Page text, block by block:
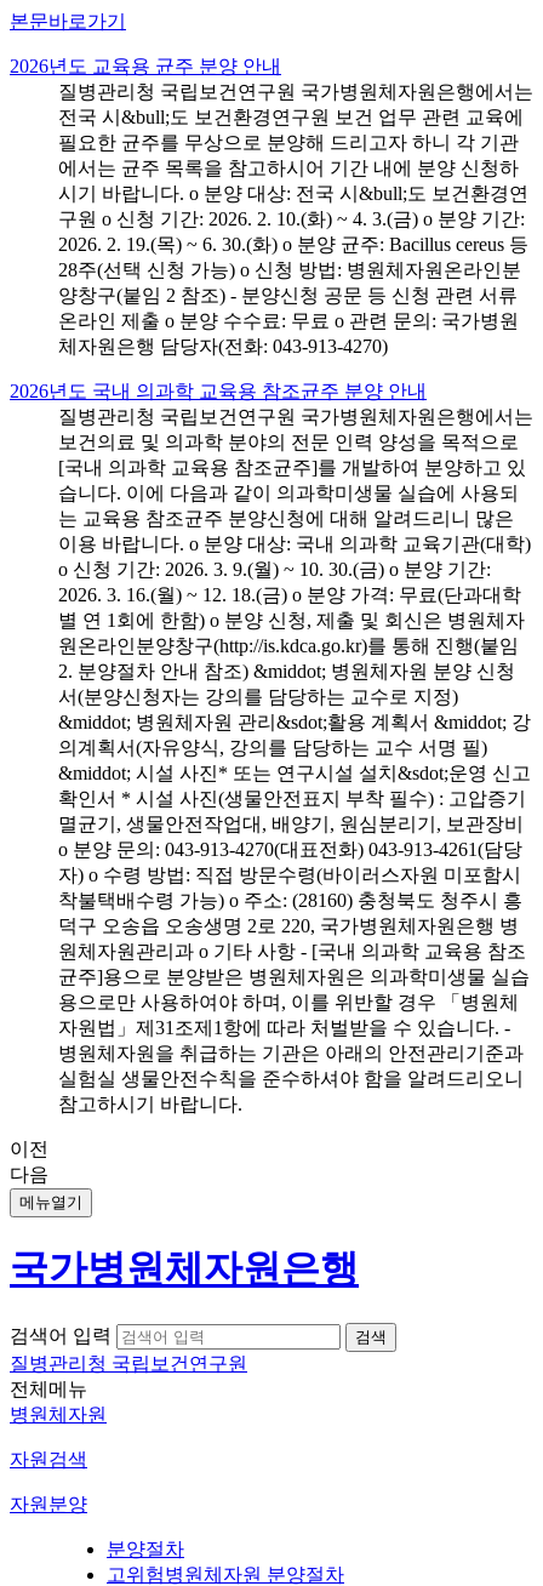
본문바로가기
2026년도 교육용 균주 분양 안내
질병관리청 국립보건연구원 국가병원체자원은행에서는
전국 시&bull;도 보건환경연구원 보건 업무 관련 교육에
필요한 균주를 무상으로 분양해 드리고자 하니 각 기관
에서는 균주 목록을 참고하시어 기간 내에 분양 신청하
시기 바랍니다. o 분양 대상: 전국 시&bull;도 보건환경연
구원 o 신청 기간: 2026. 2. 10.(화) ~ 4. 3.(금) o 분양 기간:
2026. 2. 19.(목) ~ 6. 30.(화) o 분양 균주: Bacillus cereus 등
28주(선택 신청 가능) o 신청 방법: 병원체자원온라인분
양창구(붙임 2 참조) - 분양신청 공문 등 신청 관련 서류
온라인 제출 o 분양 수수료: 무료 o 관련 문의: 국가병원
체자원은행 담당자(전화: 043-913-4270)
2026년도 국내 의과학 교육용 참조균주 분양 안내
질병관리청 국립보건연구원 국가병원체자원은행에서는
보건의료 및 의과학 분야의 전문 인력 양성을 목적으로
[국내 의과학 교육용 참조균주]를 개발하여 분양하고 있
습니다. 이에 다음과 같이 의과학미생물 실습에 사용되
는 교육용 참조균주 분양신청에 대해 알려드리니 많은
이용 바랍니다. o 분양 대상: 국내 의과학 교육기관(대학)
o 신청 기간: 2026. 3. 9.(월) ~ 10. 30.(금) o 분양 기간:
2026. 3. 16.(월) ~ 12. 18.(금) o 분양 가격: 무료(단과대학
별 연 1회에 한함) o 분양 신청, 제출 및 회신은 병원체자
원온라인분양창구(http://is.kdca.go.kr)를 통해 진행(붙임
2. 분양절차 안내 참조) &middot; 병원체자원 분양 신청
서(분양신청자는 강의를 담당하는 교수로 지정)
&middot; 병원체자원 관리&sdot;활용 계획서 &middot; 강
의계획서(자유양식, 강의를 담당하는 교수 서명 필)
&middot; 시설 사진* 또는 연구시설 설치&sdot;운영 신고
확인서 * 시설 사진(생물안전표지 부착 필수) : 고압증기
멸균기, 생물안전작업대, 배양기, 원심분리기, 보관장비
o 분양 문의: 043-913-4270(대표전화) 043-913-4261(담당
자) o 수령 방법: 직접 방문수령(바이러스자원 미포함시
착불택배수령 가능) o 주소: (28160) 충청북도 청주시 흥
덕구 오송읍 오송생명 2로 220, 국가병원체자원은행 병
원체자원관리과 o 기타 사항 - [국내 의과학 교육용 참조
균주]용으로 분양받은 병원체자원은 의과학미생물 실습
용으로만 사용하여야 하며, 이를 위반할 경우 「병원체
자원법」제31조제1항에 따라 처벌받을 수 있습니다. -
병원체자원을 취급하는 기관은 아래의 안전관리기준과
실험실 생물안전수칙을 준수하셔야 함을 알려드리오니
참고하시기 바랍니다.
이전
다음
메뉴열기
국가병원체자원은행
검색어 입력
질병관리청 국립보건연구원
전체메뉴
병원체자원
자원검색
자원분양
분양절차
고위험병원체자원 분양절차